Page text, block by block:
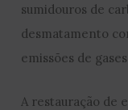
sumidouros de
desmatamento
emissões de
A restauração de